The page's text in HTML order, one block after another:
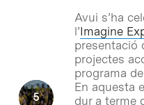
Avui s’ha
l’Imagine
presentació
projectes
programa de
En aquesta
dur a terme